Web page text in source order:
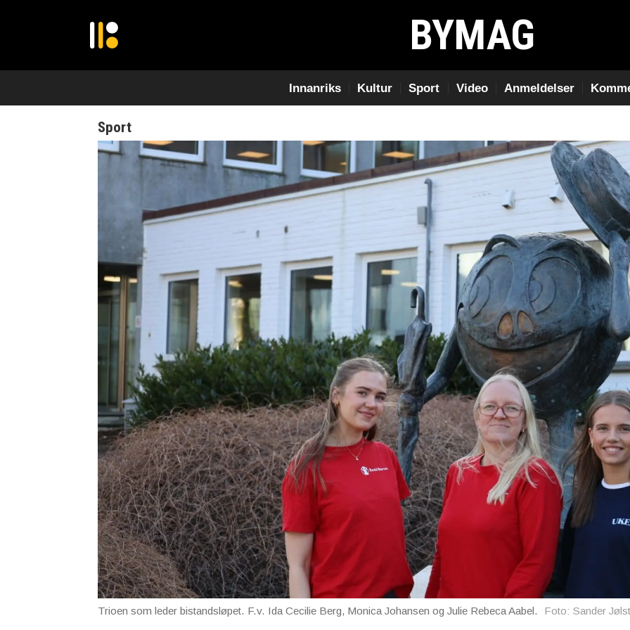
BYMAG
Innanriks Kultur Sport Video Anmeldelser
Sport
Trioen som leder bistandsløpet. F.v. Ida Cecilie Berg, Monica Johansen og Julie Rebeca Aabel. Foto: Sander